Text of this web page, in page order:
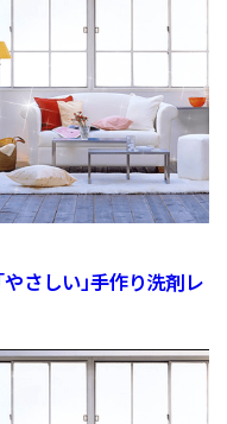
やさしい」手作り洗剤レ